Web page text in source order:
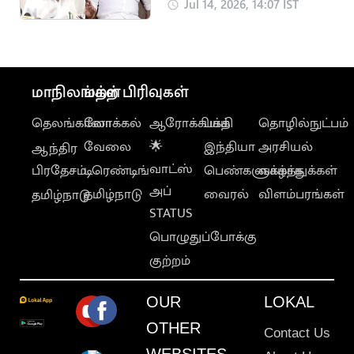
Jul 14, 2026, 14:07 IST
மாநிலங்கள்
தெலங்கானா
ஆந்திர
பிரதேசம்
தமிழ்நாடு
மற்ற பிரிவுகள்
லோக்கல்
வேலை
டிரெண்டிங்
தமிழ்நாடு
ஆரோக்கியம்
🌟
வாட்ஸ்
அப்
STATUS
பொழுதுப்போக்கு
குற்றம்
பக்தி
இந்தியா
பெண்களுக்காக
வைரல்
தொழில்நுட்பம்
அரசியல்
வாழ்த்துக்கள்
விளம்பரங்கள்
OUR
OTHER
LOKAL
Contact Us